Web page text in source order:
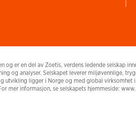
er en del av Zoetis, verdens ledende selskap
og analyser. Selskapet leverer miljøvennlige,
ligger i Norge og med global virksomhet
mer informasjon, se selskapets hjemmeside: